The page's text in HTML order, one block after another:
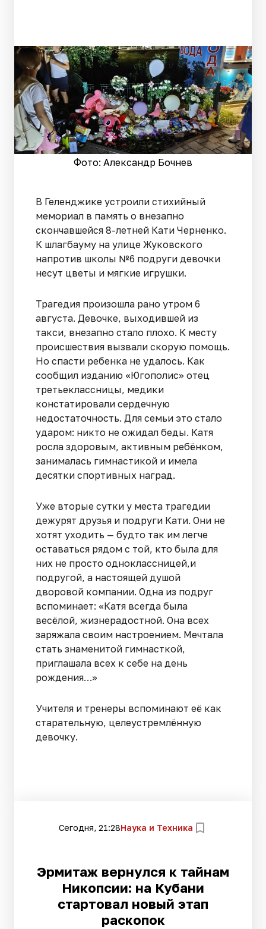
Фото: Александр Бочнев
В Геленджике устроили стихийный
мемориал в память о внезапно
скончавшейся 8-летней Кати Черненко.
К шлагбауму на улице Жуковского
напротив школы №6 подруги девочки
несут цветы и мягкие игрушки.
Трагедия произошла рано утром 6
августа. Девочке, выходившей из
такси, внезапно стало плохо. К месту
происшествия вызвали скорую помощь.
Но спасти ребенка не удалось. Как
сообщил изданию «Югополис» отец
третьеклассницы, медики
констатировали сердечную
недостаточность. Для семьи это стало
ударом: никто не ожидал беды. Катя
росла здоровым, активным ребёнком,
занималась гимнастикой и имела
десятки спортивных наград.
Уже вторые сутки у места трагедии
дежурят друзья и подруги Кати. Они не
хотят уходить — будто так им легче
оставаться рядом с той, кто была для
них не просто одноклассницей,и
подругой, а настоящей душой
дворовой компании. Одна из подруг
вспоминает: «Катя всегда была
весёлой, жизнерадостной. Она всех
заряжала своим настроением. Мечтала
стать знаменитой гимнасткой,
приглашала всех к себе на день
рождения…»
Учителя и тренеры вспоминают её как
старательную, целеустремлённую
девочку.
Сегодня, 21:28Наука и Техника
Эрмитаж вернулся к тайнам
Никопсии: на Кубани
стартовал новый этап
раскопок